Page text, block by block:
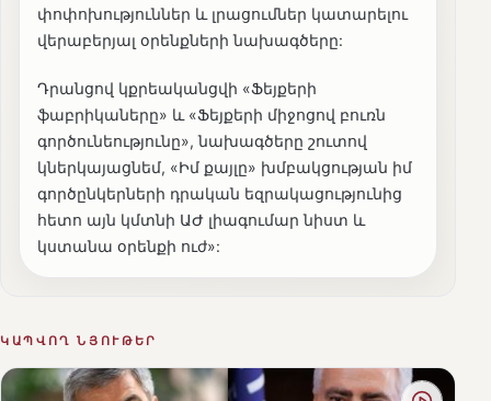
փոփոխություններ և լրացումներ կատարելու
վերաբերյալ օրենքների նախագծերը:
Դրանցով կքրեականցվի «Ֆեյքերի
ֆաբրիկաները» և «Ֆեյքերի միջոցով բուռն
գործունեությունը», նախագծերը շուտով
կներկայացնեմ, «Իմ քայլը» խմբակցության իմ
գործընկերների դրական եզրակացությունից
հետո այն կմտնի ԱԺ լիագումար նիստ և
կստանա օրենքի ուժ»:
ԿԱՊՎՈՂ ՆՅՈՒԹԵՐ